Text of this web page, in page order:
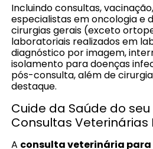
Incluindo consultas,
especialistas em oncologia e
cirurgias gerais (exceto
laboratoriais realizados em
diagnóstico por imagem,
isolamento para doenças
pós-consulta, além de
destaque.
Cuide da Saúde do
Consultas Veterinárias
A consulta veterinária para